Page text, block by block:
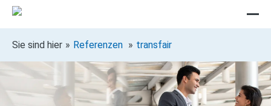
Sie sind hier Referenzen transfair